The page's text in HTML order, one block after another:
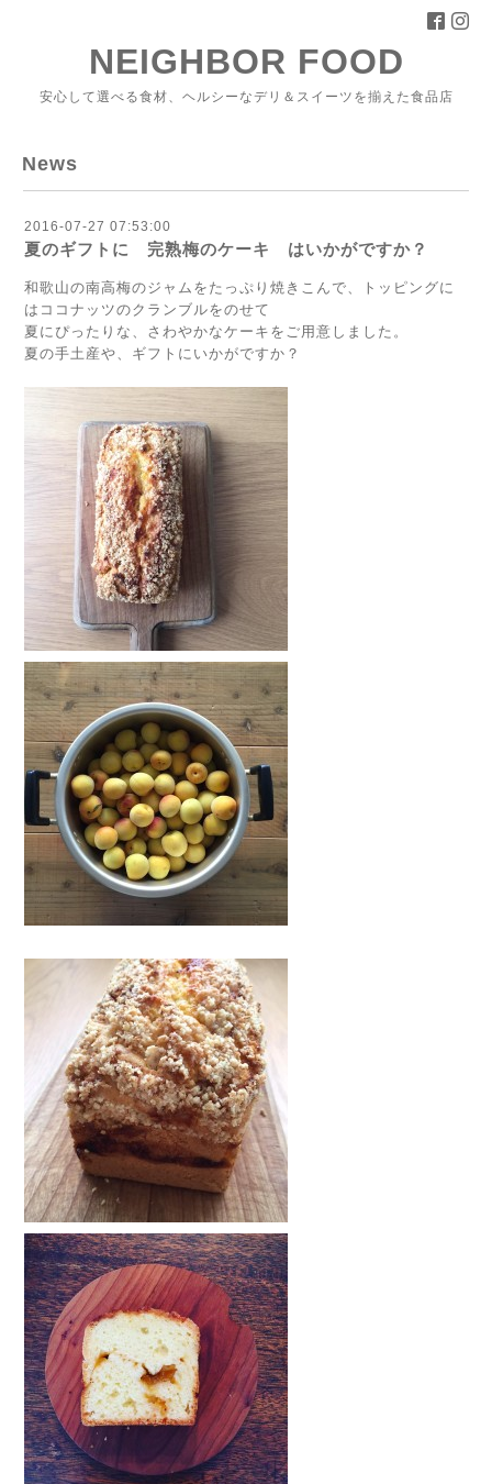
NEIGHBOR FOOD
安心して選べる食材、ヘルシーなデリ＆スイーツを揃えた食品店
News
2016-07-27 07:53:00
夏のギフトに 完熟梅のケーキ はいかがですか？
和歌山の南高梅のジャムをたっぷり焼きこんで、トッピングに
はココナッツのクランブルをのせて
夏にぴったりな、さわやかなケーキをご用意しました。
夏の手土産や、ギフトにいかがですか？